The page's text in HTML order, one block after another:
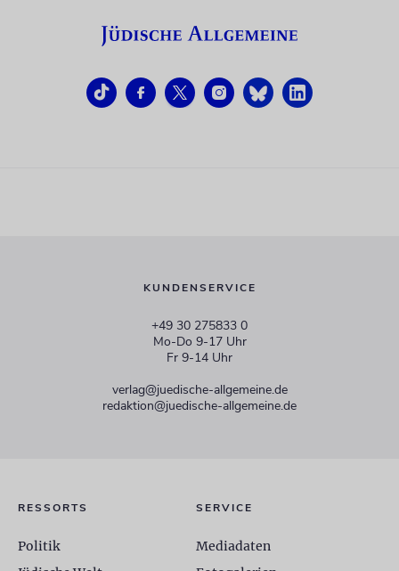
KUNDENSERVICE
+49 30 275833 0
Mo-Do 9-17 Uhr
Fr 9-14 Uhr
verlag@juedische-allgemeine.de
redaktion@juedische-allgemeine.de
RESSORTS
Politik
SERVICE
Mediadaten